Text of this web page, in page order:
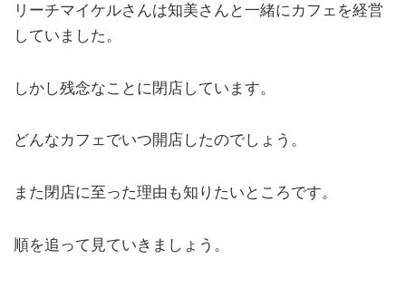
リーチマイケルさんは知美さんと一緒にカフェを経営
していました。
しかし残念なことに閉店しています。
どんなカフェでいつ開店したのでしょう。
また閉店に至った理由も知りたいところです。
順を追って見ていきましょう。